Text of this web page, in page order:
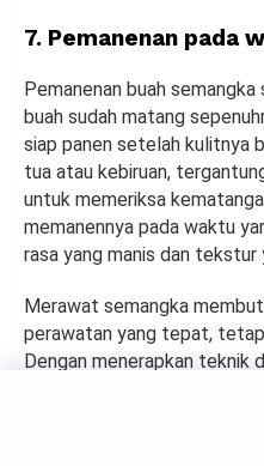
7. Pemanenan pada
Pemanenan buah
buah sudah matang
siap panen setelah kulitnya
tua atau kebiruan,
untuk memeriksa
memanennya pada waktu
rasa yang manis dan tekstur
Merawat semangka
perawatan yang tepat,
Dengan menerapkan teknik